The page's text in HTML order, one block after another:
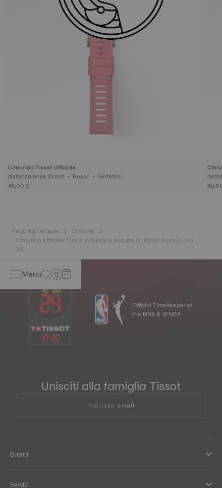
Cinturino Tissot ufficiale
distanza anse 21 mm • Rosso • Sintetico
45,00 €
Pagina principale
Cinturini
Cinturino Ufficiale Tissot in Silicone Azzurro Ghiaccio Ansa 21 mm
XS
Menu
19:20
Official Timekeeper of
the NBA & WNBA
Unisciti alla famiglia Tissot
Indirizzo email
Brand
Servizi